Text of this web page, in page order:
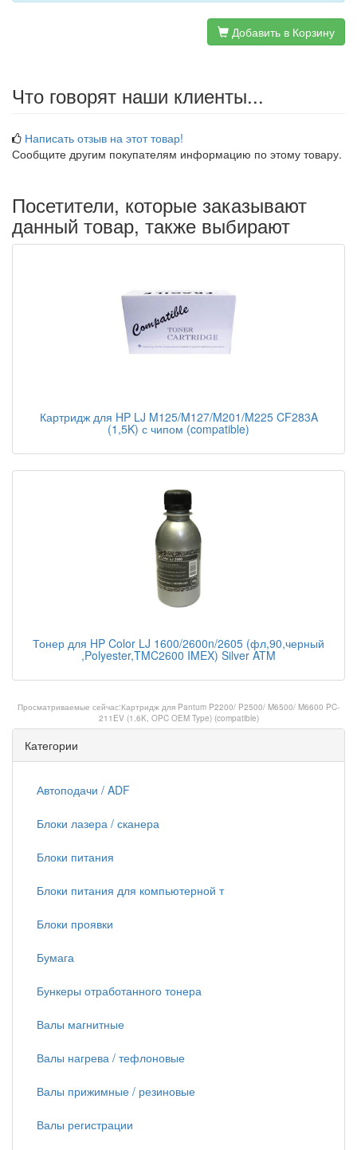
Добавить в Корзину
Что говорят наши клиенты...
Написать отзыв на этот товар!
Сообщите другим покупателям информацию по этому товару.
Посетители, которые заказывают
данный товар, также выбирают
Картридж для HP LJ M125/M127/M201/M225 CF283A
(1,5K) с чипом (compatible)
Тонер для HP Color LJ 1600/2600n/2605 (фл,90,черный
,Polyester,TMC2600 IMEX) Silver ATM
Просматриваемые сейчас:Картридж для Pantum P2200/ P2500/ M6500/ M6600 PC-
211EV (1.6K, OPC OEM Type) (compatible)
Категории
Автоподачи / ADF
Блоки лазера / сканера
Блоки питания
Блоки питания для компьютерной т
Блоки проявки
Бумага
Бункеры отработанного тонера
Валы магнитные
Валы нагрева / тефлоновые
Валы прижимные / резиновые
Валы регистрации